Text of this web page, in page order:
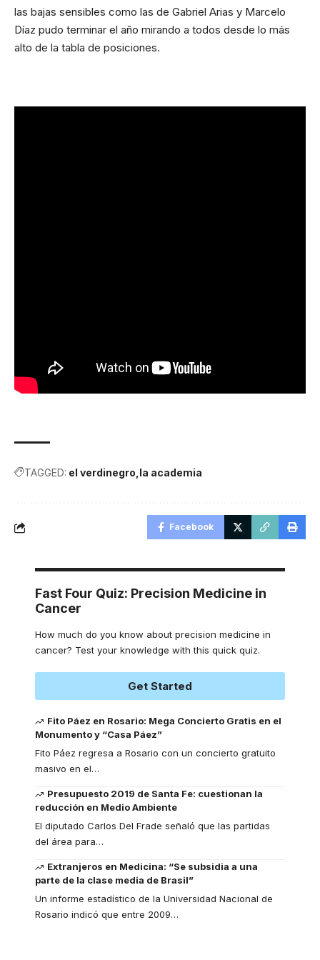
las bajas sensibles como las de Gabriel Arias y Marcelo
Díaz pudo terminar el año mirando a todos desde lo más
alto de la tabla de posiciones.
TAGGED: el verdinegro la academia
Facebook
Fast Four Quiz: Precision Medicine in
Cancer
How much do you know about precision medicine in
cancer? Test your knowledge with this quick quiz.
Get Started
Fito Páez en Rosario: Mega Concierto Gratis en el
Monumento y “Casa Páez”
Fito Páez regresa a Rosario con un concierto gratuito
masivo en el…
Presupuesto 2019 de Santa Fe: cuestionan la
reducción en Medio Ambiente
El diputado Carlos Del Frade señaló que las partidas
del área para…
Extranjeros en Medicina: “Se subsidia a una
parte de la clase media de Brasil”
Un informe estadístico de la Universidad Nacional de
Rosario indicó que entre 2009…